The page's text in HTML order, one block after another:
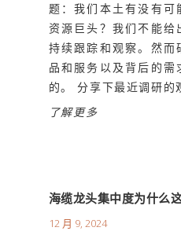
题：我们本土有没有可
资源巨头？我们不能
持续跟踪和观察。然而
品和服务以及背后的
的。 分享下最近调研的
了解更多
海缆龙头集中度为什么
12 月 9, 2024